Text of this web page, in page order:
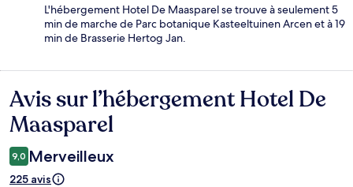
L'hébergement Hotel De Maasparel se trouve à seulement 5
min de marche de Parc botanique Kasteeltuinen Arcen et à 19
min de Brasserie Hertog Jan.
Avis
Avis sur l’hébergement Hotel De
Maasparel
9,0 Merveilleux
225 avis